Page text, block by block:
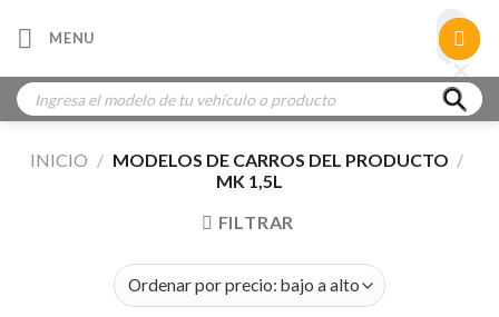
MENU
Búsqueda
de
productos
INICIO / MODELOS DE CARROS DEL PRODUCTO /
MK 1,5L
FILTRAR
×
×
×